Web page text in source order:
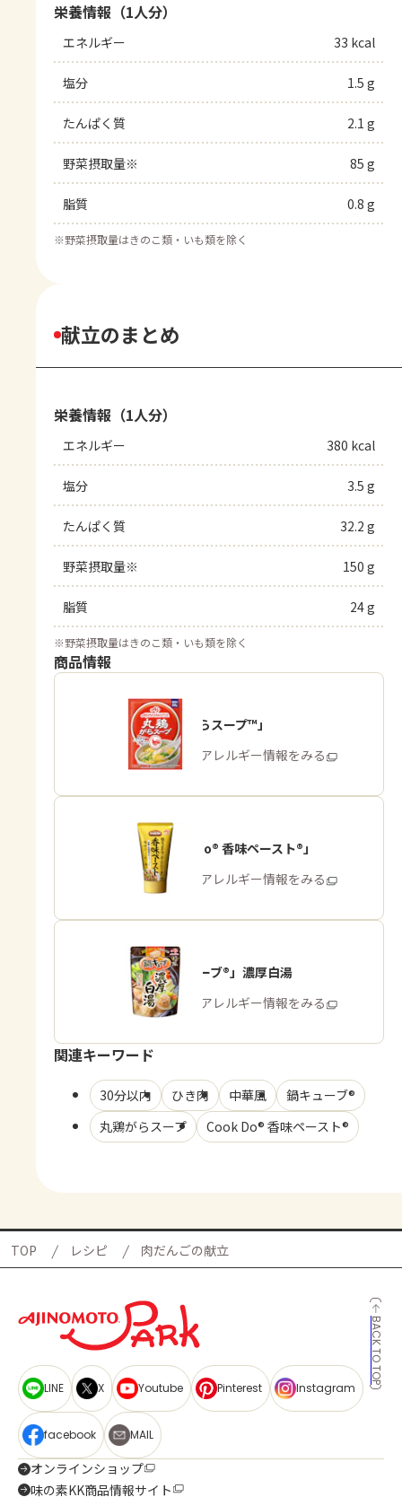
栄養情報（1人分）
エネルギー 33 kcal
塩分 1.5 g
たんぱく質 2.1 g
野菜摂取量※ 85 g
脂質 0.8 g
※野菜摂取量はきのこ類・いも類を除く
献立のまとめ
栄養情報（1人分）
エネルギー 380 kcal
塩分 3.5 g
たんぱく質 32.2 g
野菜摂取量※ 150 g
脂質 24 g
※野菜摂取量はきのこ類・いも類を除く
商品情報
「丸鶏がらスープ™」
商品・アレルギー情報をみる
「Cook Do® 香味ペースト®」
商品・アレルギー情報をみる
「鍋キューブ®」濃厚白湯
商品・アレルギー情報をみる
関連キーワード
30分以内 ひき肉 中華風
鍋キューブ®
丸鶏がらスープ
Cook Do® 香味ペースト®
TOP レシピ 肉だんごの献立
BACK TO TOP
LINE X Youtube Pinterest Instagram
facebook MAIL
オンラインショップ
味の素KK商品情報サイト